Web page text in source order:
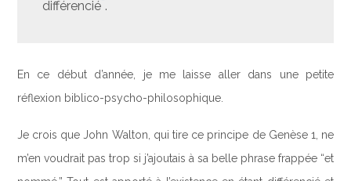
différencié .
En ce début d’année, je me laisse aller dans une petite
réflexion biblico-psycho-philosophique.
Je crois que John Walton, qui tire ce principe de Genèse 1, ne
m’en voudrait pas trop si j’ajoutais à sa belle phrase frappée “et